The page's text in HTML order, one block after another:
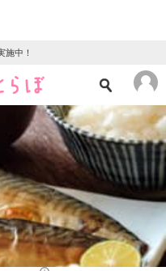
施中！
ュース
ズ
・育児
ーチ